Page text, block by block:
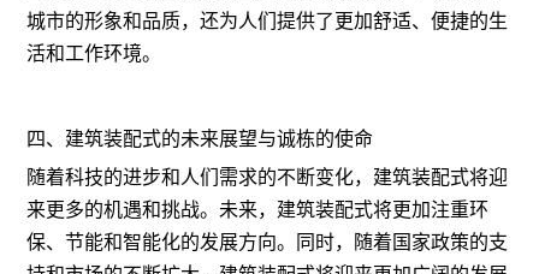
城市的形象和品质，还为人们提供了更加舒适、便捷的生
活和工作环境。
四、建筑装配式的未来展望与诚栋的使命
随着科技的进步和人们需求的不断变化，建筑装配式将迎
来更多的机遇和挑战。未来，建筑装配式将更加注重环
保、节能和智能化的发展方向。同时，随着国家政策的支